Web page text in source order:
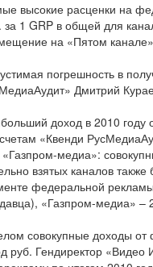
высокие расценки на
за 1 GRP в общей для
на «Пятом
погрешность в
Дмитрий
доход в 2010
«Квенди
медиа»:
взятых каналов
федеральной
«Газпром-медиа» –
совокупные доходы
руб. Гендиректор «Видео